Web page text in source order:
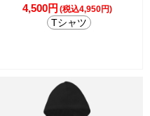
4,500円 (税込4,950円)
Tシャツ